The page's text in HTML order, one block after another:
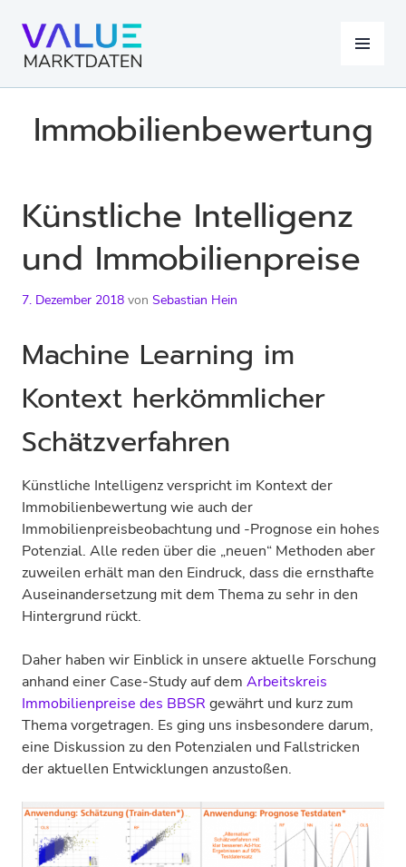
zum
Inhalt
MENÜ
Immobilienbewertung
Künstliche Intelligenz
und Immobilienpreise
7. Dezember 2018 von Sebastian Hein
Machine Learning im
Kontext herkömmlicher
Schätzverfahren
Künstliche Intelligenz verspricht im Kontext der
Immobilienbewertung wie auch der
Immobilienpreisbeobachtung und -Prognose ein hohes
Potenzial. Alle reden über die „neuen“ Methoden aber
zuweilen erhält man den Eindruck, dass die ernsthafte
Auseinandersetzung mit dem Thema zu sehr in den
Hintergrund rückt.
Daher haben wir Einblick in unsere aktuelle Forschung
anhand einer Case-Study auf dem Arbeitskreis
Immobilienpreise des BBSR gewährt und kurz zum
Thema vorgetragen. Es ging uns insbesondere darum,
eine Diskussion zu den Potenzialen und Fallstricken
der aktuellen Entwicklungen anzustoßen.